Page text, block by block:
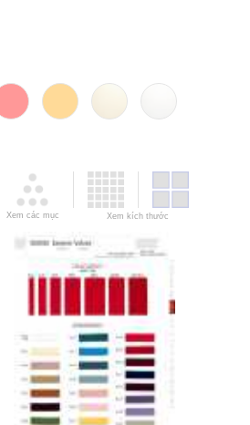
Xem các mục Xem kích thước